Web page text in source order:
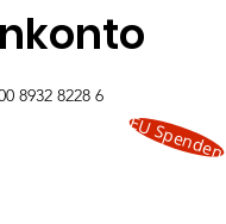
8932 8228 6
EU Spenden